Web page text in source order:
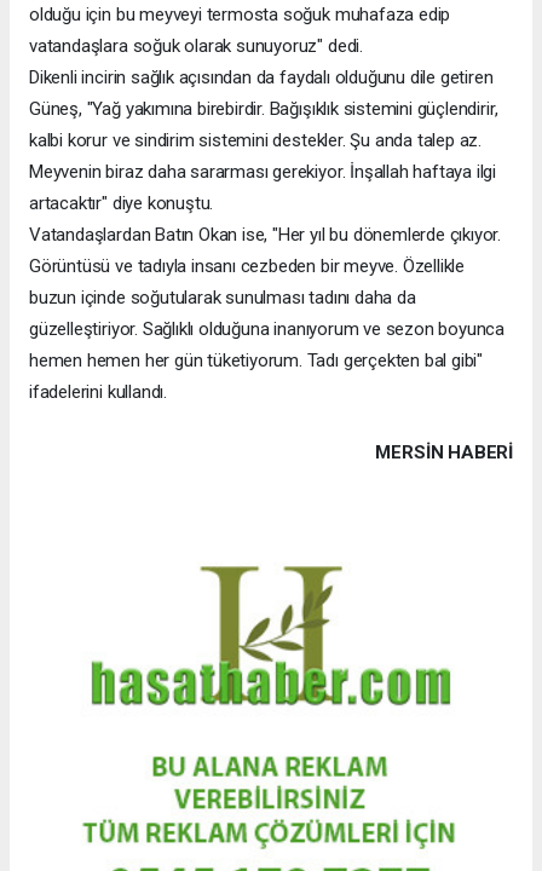
olduğu için bu meyveyi termosta soğuk muhafaza edip
vatandaşlara soğuk olarak sunuyoruz" dedi.
Dikenli incirin sağlık açısından da faydalı olduğunu dile getiren
Güneş, "Yağ yakımına birebirdir. Bağışıklık sistemini güçlendirir,
kalbi korur ve sindirim sistemini destekler. Şu anda talep az.
Meyvenin biraz daha sararması gerekiyor. İnşallah haftaya ilgi
artacaktır" diye konuştu.
Vatandaşlardan Batın Okan ise, "Her yıl bu dönemlerde çıkıyor.
Görüntüsü ve tadıyla insanı cezbeden bir meyve. Özellikle
buzun içinde soğutularak sunulması tadını daha da
güzelleştiriyor. Sağlıklı olduğuna inanıyorum ve sezon boyunca
hemen hemen her gün tüketiyorum. Tadı gerçekten bal gibi"
ifadelerini kullandı.
MERSIN HABERİ